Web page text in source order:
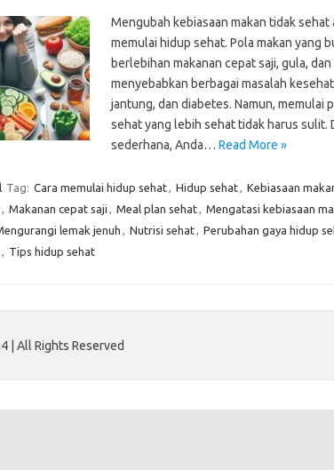
Mengubah kebiasaan makan tidak
memulai hidup sehat. Pola makan yang
berlebihan makanan cepat saji, gula,
menyebabkan berbagai masalah
jantung, dan diabetes. Namun, memulai
sehat yang lebih sehat tidak harus sulit.
sederhana, Anda… Read More »
Tag: Cara memulai hidup sehat, Hidup sehat, Kebiasaan
, Makanan cepat saji , Meal plan sehat, Mengatasi kebiasaan
lemak jenuh , Nutrisi sehat, Perubahan gaya hidup
, Tips hidup sehat
| All Rights Reserved